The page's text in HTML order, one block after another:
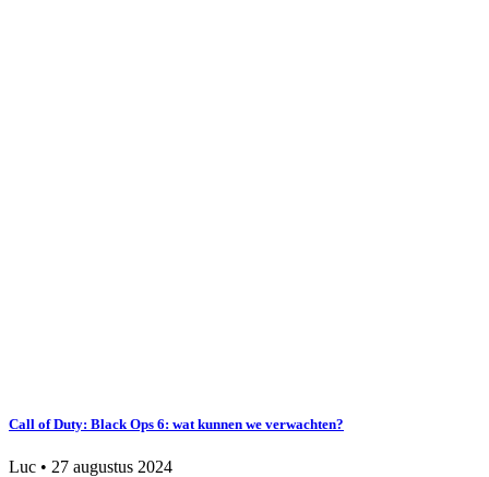
Call of Duty: Black Ops 6: wat kunnen we verwachten?
Luc • 27 augustus 2024